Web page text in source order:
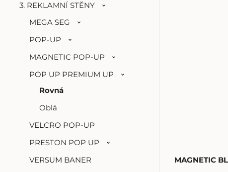
3. REKLAMNÍ STĚNY
MEGA SEG
POP-UP
MAGNETIC POP-UP
POP UP PREMIUM UP
Rovná
Oblá
VELCRO POP-UP
PRESTON POP UP
VERSUM BANER
MAGNETIC